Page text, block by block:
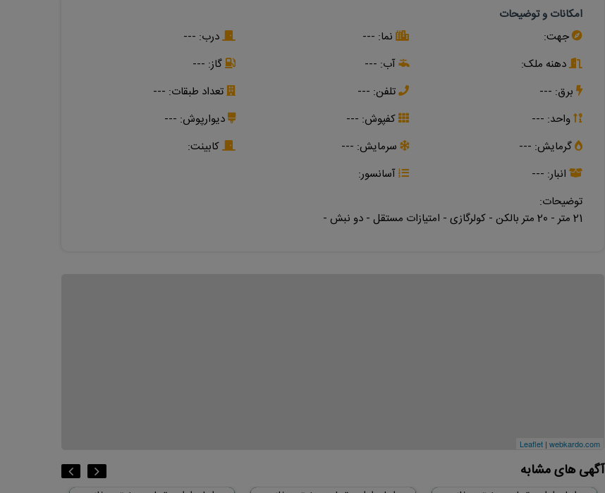
امکانات و توضیحات
جهت:
نما: --- درب: ---
دهنه ملک:
آب: --- گاز: ---
برق: --- تلفن: ---
تعداد طبقات: ---
واحد: ---
کفپوش: --- دیوارپوش: ---
گرمایش: --- سرمایش: ---
کابینت:
انبار: ---
آسانسور:
توضیحات:
21 متر - 20 متر بالکن - کولرگازی - امتیازات مستقل - دو نبش -
Leaflet | webkardo.com
آگهی های مشابه